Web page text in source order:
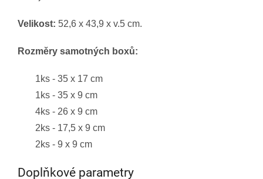
Velikost: 52,6 x 43,9 x v.5 cm.
Rozměry samotných boxů:
1ks - 35 x 17 cm
1ks - 35 x 9 cm
4ks - 26 x 9 cm
2ks - 17,5 x 9 cm
2ks - 9 x 9 cm
Doplňkové parametry